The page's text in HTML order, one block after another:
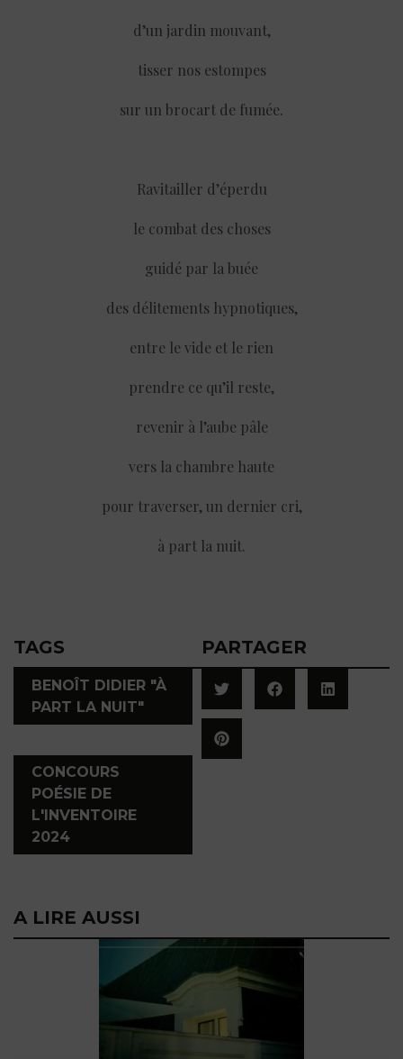
d’un jardin mouvant,
tisser nos estompes
sur un brocart de fumée.
Ravitailler d’éperdu
le combat des choses
guidé par la buée
des délitements hypnotiques,
entre le vide et le rien
prendre ce qu’il reste,
revenir à l’aube pâle
vers la chambre haute
pour traverser, un dernier cri,
à part la nuit.
TAGS
BENOÎT DIDIER "À
PART LA NUIT"
CONCOURS
POÉSIE DE
L'INVENTOIRE
2024
PARTAGER
A LIRE AUSSI